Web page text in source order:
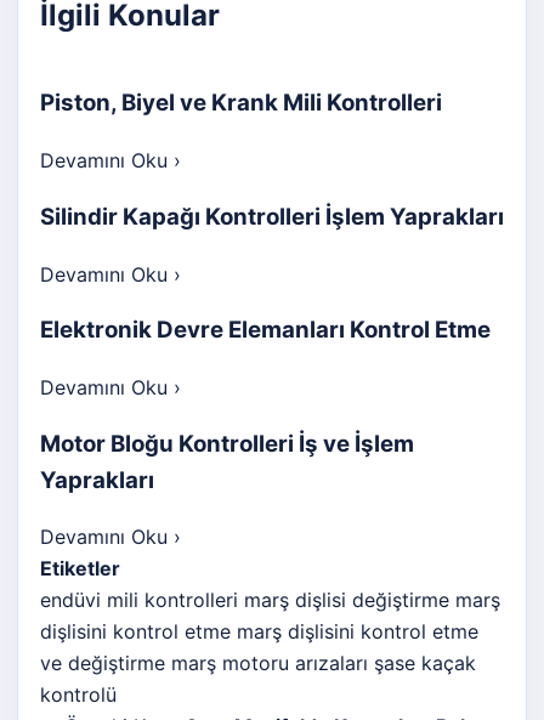
İlgili Konular
Piston, Biyel ve Krank Mili Kontrolleri
Devamını Oku ›
Silindir Kapağı Kontrolleri İşlem Yaprakları
Devamını Oku ›
Elektronik Devre Elemanları Kontrol Etme
Devamını Oku ›
Motor Bloğu Kontrolleri İş ve İşlem
Yaprakları
Devamını Oku ›
Etiketler
endüvi mili kontrolleri marş dişlisi değiştirme marş
dişlisini kontrol etme marş dişlisini kontrol etme
ve değiştirme marş motoru arızaları şase kaçak
kontrolü